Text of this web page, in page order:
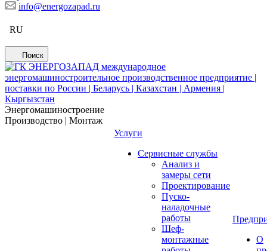
info@energozapad.ru
RU
Поиск
Энергомашиностроение
Производство | Монтаж
Услуги
Сервисные службы
Анализ и
замеры сети
Проектирование
Пуско-
наладочные
работы
Шеф-
монтажные
О